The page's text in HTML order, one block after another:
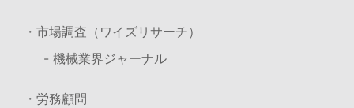
・市場調査（ワイズリサーチ）
- 機械業界ジャーナル
・労務顧問